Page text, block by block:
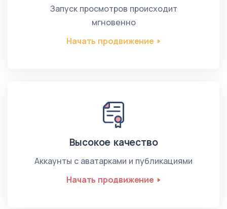
Запуск просмотров происходит
мгновенно
Начать продвижение
Высокое качество
Аккаунты с аватарками и публикациями
Начать продвижение